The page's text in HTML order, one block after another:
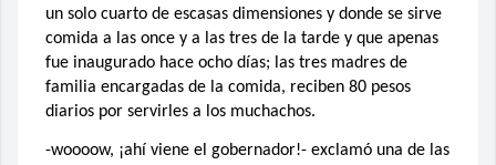
un solo cuarto de escasas dimensiones y donde se sirve
comida a las once y a las tres de la tarde y que apenas
fue inaugurado hace ocho días; las tres madres de
familia encargadas de la comida, reciben 80 pesos
diarios por servirles a los muchachos.
-woooow, ¡ahí viene el gobernador!- exclamó una de las